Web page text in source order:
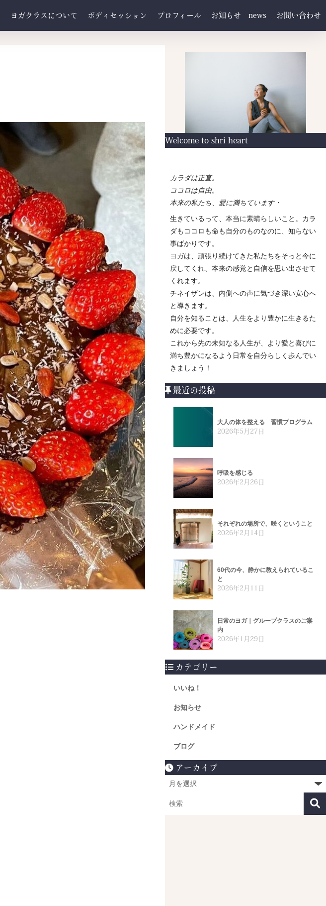
ヨガクラスについて ボディセッション プロフィール お知らせ news お問い合わせ
Welcome to shri heart
カラダは正直。
ココロは自由。
本来の私たち、愛に満ちています・
生きているって、本当に素晴らしいこと。カラ
ダもココロも命も自分のものなのに、知らない
事ばかりです。
ヨガは、頑張り続けてきた私たちをそっと今に
戻してくれ、本来の感覚と自信を思い出させて
くれます。
チネイザンは、内側への声に気づき深い安心へ
と導きます。
自分を知ることは、人生をより豊かに生きるた
めに必要です。
これから先の未知なる人生が、より愛と喜びに
満ち豊かになるよう日常を自分らしく歩んでい
きましょう！
最近の投稿
大人の体を整える 習慣プログラム
2026年5月27日
呼吸を感じる
2026年2月26日
それぞれの場所で、咲くということ
2026年2月14日
60代の今、静かに教えられているこ
と
2026年2月11日
日常のヨガ｜グループクラスのご案
内
2026年1月29日
カテゴリー
いいね！
お知らせ
ハンドメイド
ブログ
アーカイブ